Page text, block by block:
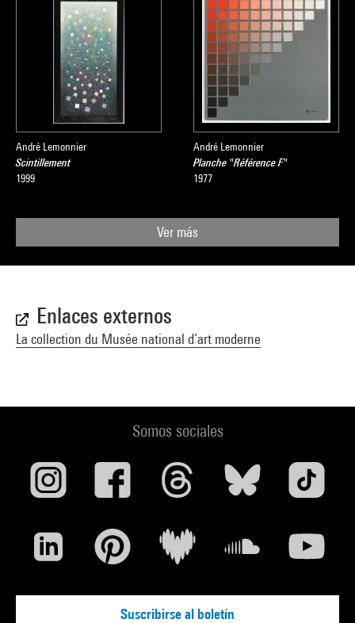
André Lemonnier
Scintillement
1999
André Lemonnier
Planche "Référence F"
1977
Ver más
Enlaces externos
La collection du Musée national d’art moderne
Somos sociales
Suscribirse al boletín